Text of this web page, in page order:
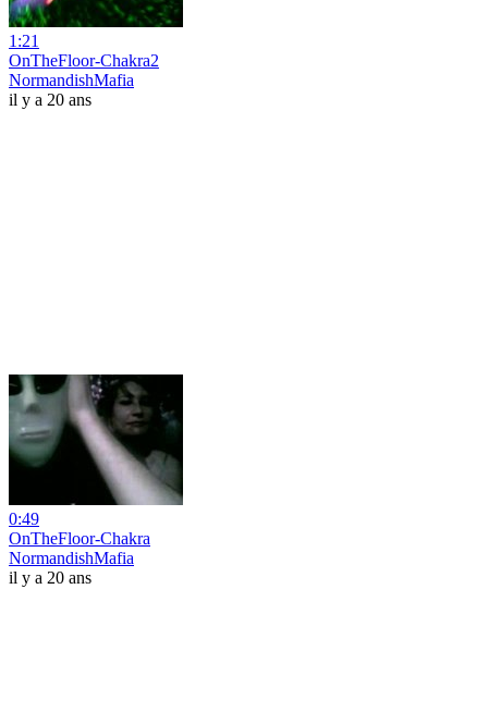
1:21
OnTheFloor-Chakra2
NormandishMafia
il y a 20 ans
0:49
OnTheFloor-Chakra
NormandishMafia
il y a 20 ans